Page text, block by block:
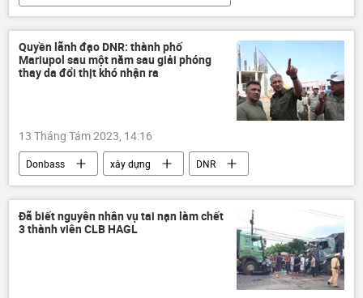
viện trợ quân sự
Thế giới
Đức
Ukraina
Cuộc khủng hoảng ở Ukraina
xung đột quân sự
Quyền lãnh đạo DNR: thành phố
Mariupol sau một năm sau giải phóng
thay da đổi thịt khó nhận ra
13 Tháng Tám 2023, 14:16
Donbass xây dựng
DNR
Denis Pushilin
Mariupol
Cuộc khủng hoảng ở Ukraina
Đã biết nguyên nhân vụ tai nạn làm chết
3 thành viên CLB HAGL